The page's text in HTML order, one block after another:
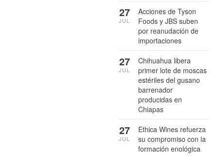
Acciones de Tyson
Foods y JBS suben
por reanudación de
importaciones
27
JUL
Chihuahua libera
primer lote de moscas
estériles del gusano
barrenador
producidas en
Chiapas
27
JUL
Ethica Wines refuerza
su compromiso con la
formación enológica
27
JUL